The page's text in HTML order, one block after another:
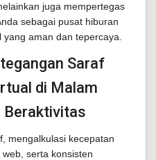
juga mempertegas
sebagai pusat hiburan
aman dan tepercaya.
Saraf
di Malam
Beraktivitas
mengalkulasi kecepatan
serta konsisten